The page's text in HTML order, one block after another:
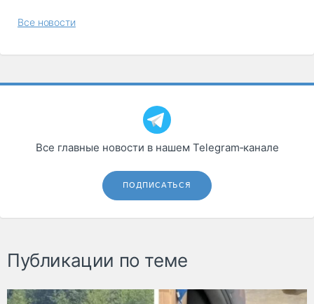
Все новости
Все главные новости в нашем Telegram‑канале
ПОДПИСАТЬСЯ
Публикации по теме